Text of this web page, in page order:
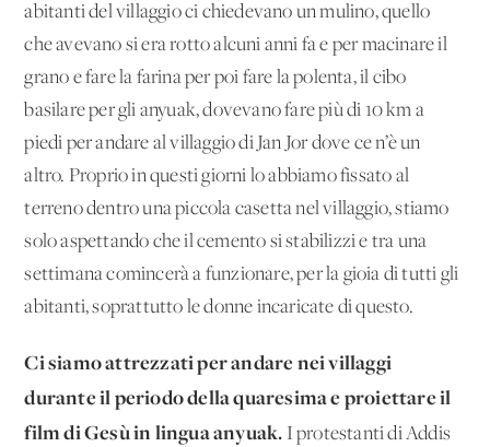
abitanti del villaggio ci chiedevano un mulino, quello
che avevano si era rotto alcuni anni fa e per macinare il
grano e fare la farina per poi fare la polenta, il cibo
basilare per gli anyuak, dovevano fare più di 10 km a
piedi per andare al villaggio di Jan Jor dove ce n’è un
altro. Proprio in questi giorni lo abbiamo fissato al
terreno dentro una piccola casetta nel villaggio, stiamo
solo aspettando che il cemento si stabilizzi e tra una
settimana comincerà a funzionare, per la gioia di tutti gli
abitanti, soprattutto le donne incaricate di questo.
Ci siamo attrezzati per andare nei villaggi
durante il periodo della quaresima e proiettare il
film di Gesù in lingua anyuak. I protestanti di Addis